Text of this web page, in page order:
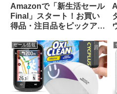
Amazonで「新生活セール
Final」スタート！お買い
得品・注目品をピックアッ
セール情報